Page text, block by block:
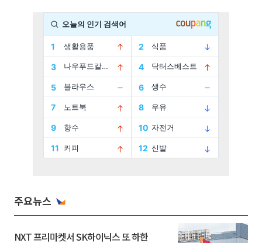
주요뉴스
NXT 프리마켓서 SK하이닉스 또 하한